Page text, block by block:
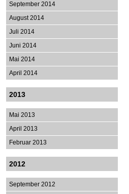
September 2014
August 2014
Juli 2014
Juni 2014
Mai 2014
April 2014
2013
Mai 2013
April 2013
Februar 2013
2012
September 2012